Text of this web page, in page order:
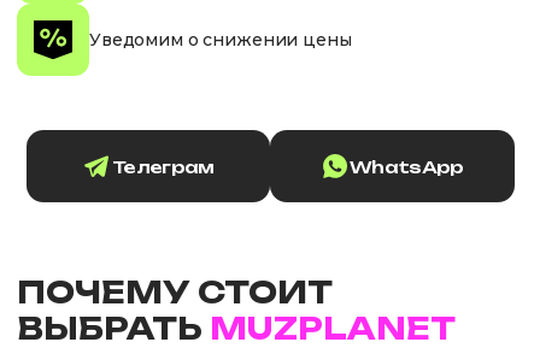
Уведомим о снижении цены
Телеграм WhatsApp
ПОЧЕМУ СТОИТ
ВЫБРАТЬ MUZPLANET